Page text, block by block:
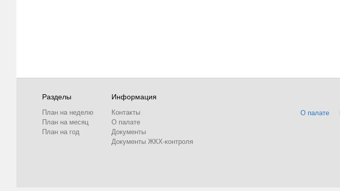
Разделы
План на неделю
План на месяц
План на год
Информация
Контакты
О палате
Документы
Документы ЖКХ-контроля
О палате